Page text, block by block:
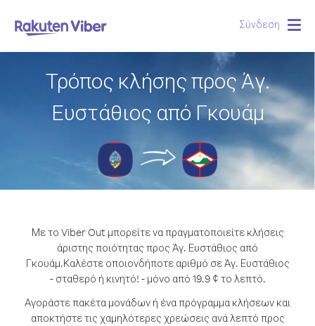
Σύνδεση
Τρόπος κλήσης προς Άγ.
Ευστάθιος από Γκουάμ
Με το Viber Out μπορείτε να πραγματοποιείτε κλήσεις
άριστης ποιότητας προς Άγ. Ευστάθιος από
Γκουάμ.Καλέστε οποιονδήποτε αριθμό σε Άγ. Ευστάθιος
- σταθερό ή κινητό! - μόνο από 19.9 ¢ το λεπτό.
Αγοράστε πακέτα μονάδων ή ένα πρόγραμμα κλήσεων και
αποκτήστε τις χαμηλότερες χρεώσεις ανά λεπτό προς